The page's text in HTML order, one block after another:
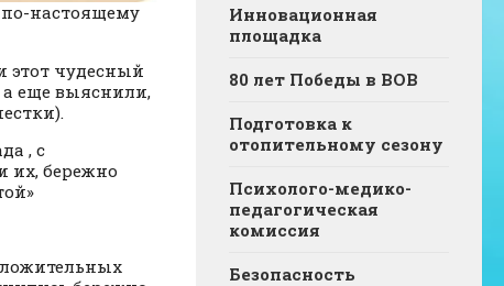
настоящему
этот чудесный
а еще выяснили,
, с
их, бережно
Инновационная
площадка
80 лет Победы в ВОВ
Подготовка к
отопительному сезону
Психолого-медико-
педагогическая
комиссия
Безопасность